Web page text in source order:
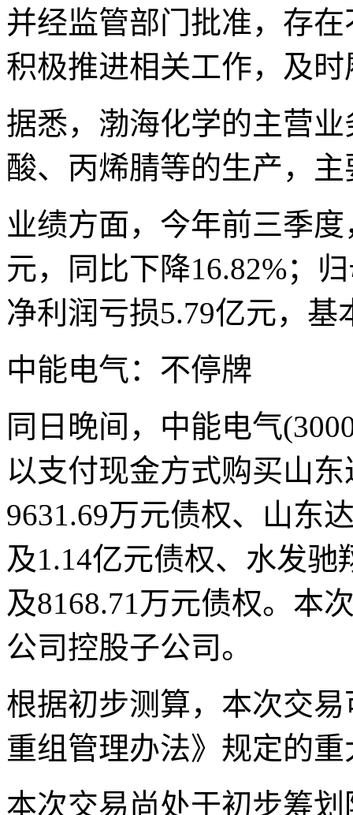
并经监管部门批准，存
积极推进相关工作，及
据悉，渤海化学的主营
酸、丙烯腈等的生产，
业绩方面，今年前三季
元，同比下降16.82%；
净利润亏损5.79亿元，
中能电气：不停牌
同日晚间，中能电气
以支付现金方式购买山
9631.69万元债权、山东
及1.14亿元债权、水发
及8168.71万元债权。本
公司控股子公司。
根据初步测算，本次交
重组管理办法》规定的
本次交易尚处于初步筹